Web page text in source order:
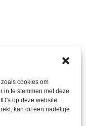
cookies om
in te stemmen met deze
op deze website
kan dit een nadelige